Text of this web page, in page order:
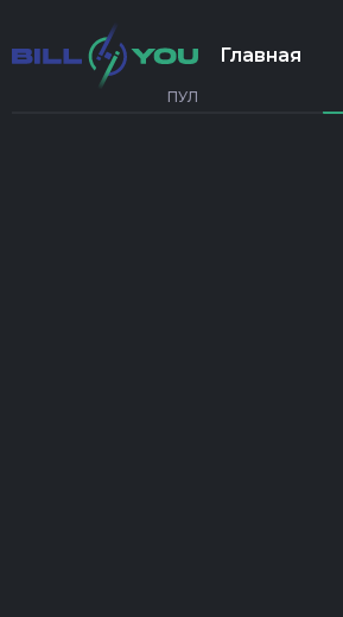
ПУЛ
Главная